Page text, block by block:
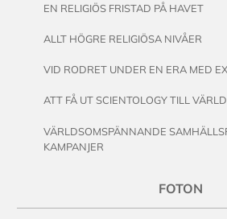
EN RELIGIÖS FRISTAD PÅ HAVET
ALLT HÖGRE RELIGIÖSA NIVÅER
VID RODRET UNDER EN ERA MED
ATT FÅ UT SCIENTOLOGY TILL
VÄRLDSOMSPÄNNANDE
KAMPANJER
FOTON